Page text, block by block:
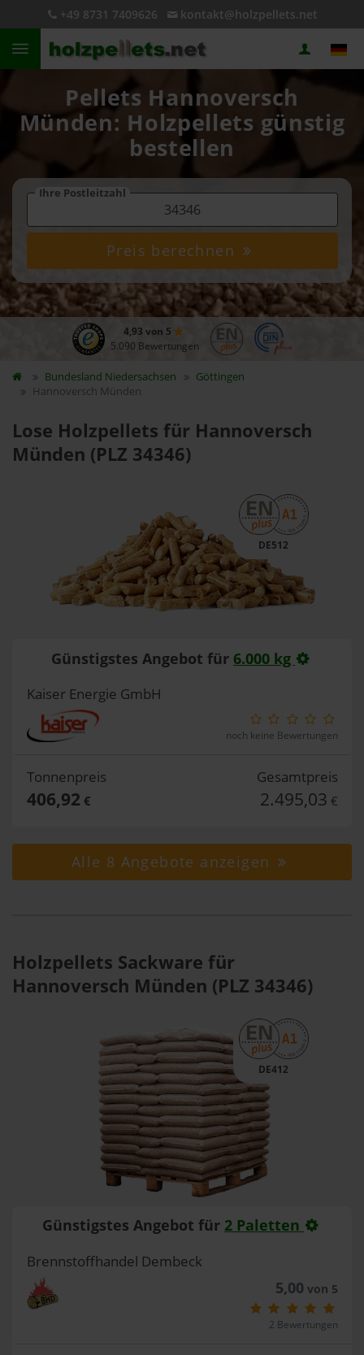
+49 8731 7409626 kontakt@holzpellets.net
Pellets Hannoversch
Münden: Holzpellets günstig
bestellen
Ihre Postleitzahl
Preis berechnen
4,93 von 5
5.090 Bewertungen
Bundesland Niedersachsen
Göttingen
Hannoversch Münden
Lose Holzpellets für Hannoversch
Münden (PLZ 34346)
DE512
Günstigstes Angebot für 6.000 kg
Kaiser Energie GmbH
noch keine Bewertungen
Tonnenpreis
406,92 €
Gesamtpreis
2.495,03 €
Alle 8 Angebote anzeigen
Holzpellets Sackware für
Hannoversch Münden (PLZ 34346)
DE412
Günstigstes Angebot für 2 Paletten
Brennstoffhandel Dembeck
5,00 von 5
2 Bewertungen